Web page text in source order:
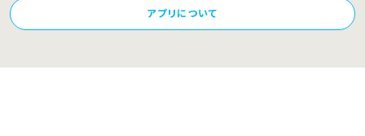
アプリについて